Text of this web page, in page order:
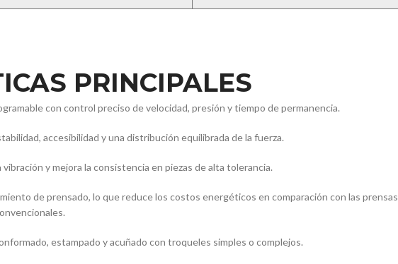
PRINCIPALES
con control preciso de velocidad, presión y tiempo de permanencia.
accesibilidad y una distribución equilibrada de la fuerza.
y mejora la consistencia en piezas de alta tolerancia.
de prensado, lo que reduce los costos energéticos en comparación con las prensas
estampado y acuñado con troqueles simples o complejos.